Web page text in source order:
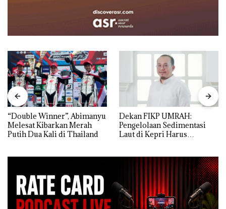
“Double Winner”, Abimanyu
Melesat Kibarkan Merah
Putih Dua Kali di Thailand
Dekan FIKP UMRAH:
Pengelolaan Sedimentasi
Laut di Kepri Harus